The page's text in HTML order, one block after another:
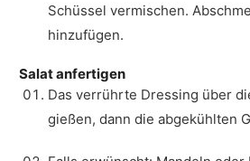
Schüssel vermischen.
hinzufügen.
Salat anfertigen
Das verrührte Dressing über
gießen, dann die abgekühlten